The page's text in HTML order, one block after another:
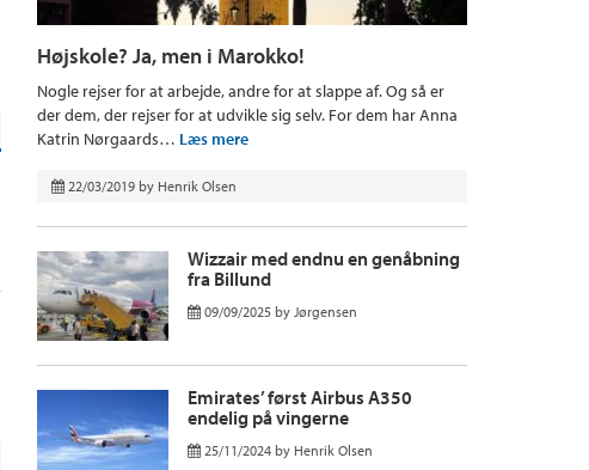
Højskole? Ja, men i Marokko!
Nogle rejser for at arbejde, andre for at slappe af. Og så er
der dem, der rejser for at udvikle sig selv. For dem har Anna
Katrin Nørgaards… Læs mere
22/03/2019 by Henrik Olsen
Wizzair med endnu en genåbning
fra Billund
09/09/2025 by Jørgensen
Emirates’ først Airbus A350
endelig på vingerne
25/11/2024 by Henrik Olsen